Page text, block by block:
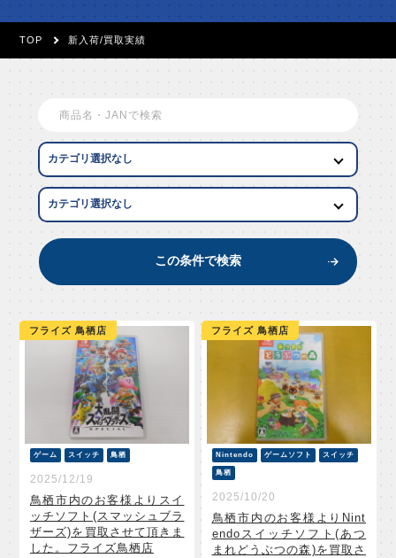
TOP 新入荷/買取実績
この条件で検索
フライズ 鳥栖店
ゲーム スイッチ 鳥栖
2025/12/19
鳥栖市内のお客様よりスイ
ッチソフト(スマッシュブラ
ザーズ)を買取させて頂きま
した。フライズ鳥栖店
フライズ 鳥栖店
Nintendo ゲームソフト スイッチ
鳥栖
2025/10/20
鳥栖市内のお客様よりNint
endoスイッチソフト(あつ
まれどうぶつの森)を買取さ